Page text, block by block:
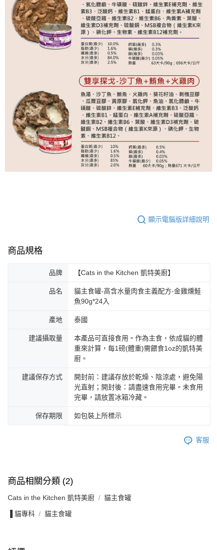
顯示電腦版詳細說明
商品規格
品牌 【Cats in the Kitchen 凱特美廚】
品名
貓主食罐-高含水量肉食主義配方-金雞燻鮭
魚90g*24入
產地 泰國
建議攝取量
本產品可直接食用。作為主食，依成貓的體
重來計算，每1磅(體重)需餵食1oz的凱特美
廚。
建議保存方式
開封前：建議存放於乾燥、陰涼處，避免陽
光直射；開封後：請盡速食用完畢。未食用
完畢，請放置冰箱冷藏。
保存期限 如包裝上所標示
客服
商品相關分類 (2)
Cats in the Kitchen 凱特美廚 貓主食罐
▐ 貓專科 貓主食罐